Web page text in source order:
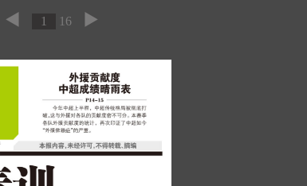
◀ 1 16 ▶